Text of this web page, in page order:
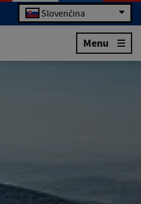
Slovenčina
Menu